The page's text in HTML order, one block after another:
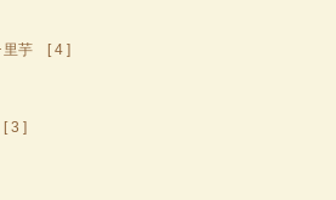
里芋 [ 4 ]
3 ]